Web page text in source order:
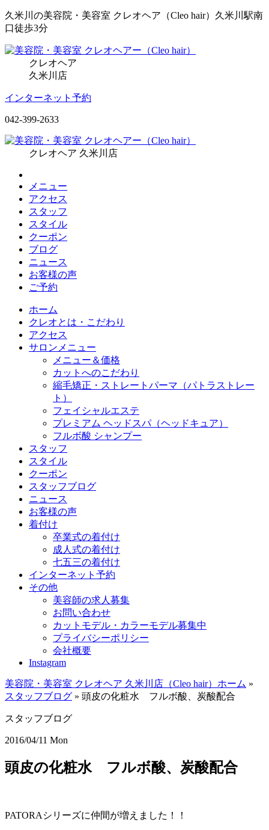
久米川の美容院・美容室 クレオヘア（Cleo hair）久米川駅南
口徒歩3分
クレオヘア
久米川店
インターネット予約
042-399-2633
クレオヘア 久米川店
メニュー
アクセス
スタッフ
スタイル
クーポン
ブログ
ニュース
お客様の声
ご予約
ホーム
クレオとは・こだわり
アクセス
サロンメニュー
メニュー＆価格
カットへのこだわり
縮毛矯正・ストレートパーマ（パトラストレー
ト）
フェイシャルエステ
プレミアム ヘッドスパ（ヘッドキュア）
フルボ酸 シャンプー
スタッフ
スタイル
クーポン
スタッフブログ
ニュース
お客様の声
着付け
卒業式の着付け
成人式の着付け
七五三の着付け
インターネット予約
その他
美容師の求人募集
お問い合わせ
カットモデル・カラーモデル募集中
プライバシーポリシー
会社概要
Instagram
美容院・美容室 クレオヘア 久米川店（Cleo hair）ホーム »
スタッフブログ » 頭皮の化粧水 フルボ酸、炭酸配合
スタッフブログ
2016/04/11 Mon
頭皮の化粧水 フルボ酸、炭酸配合
PATORAシリーズに仲間が増えました！！